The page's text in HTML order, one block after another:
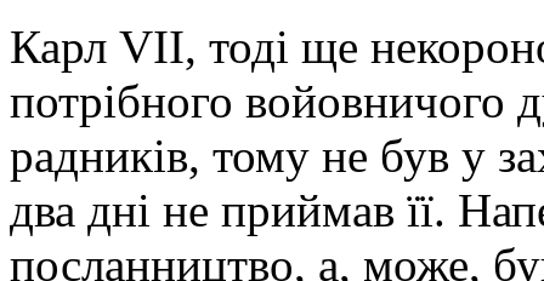
Карл VII, тоді ще
потрібного войовничого
радників, тому не був у
два дні не приймав її.
посланництво, а, може,